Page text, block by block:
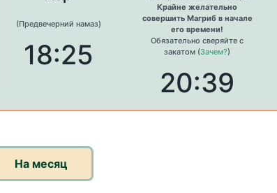
(Предвечерний намаз)
18:25
Крайне желательно
совершить Магриб в начале
его времени!
Обязательно сверяйте с
закатом (Зачем?)
20:39
На месяц